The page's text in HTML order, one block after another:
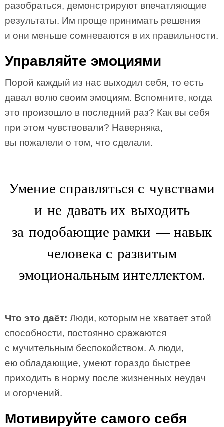
разобраться, демонстрируют впечатляющие
результаты. Им проще принимать решения
и они меньше сомневаются в их правильности.
Управляйте эмоциями
Порой каждый из нас выходил себя, то есть
давал волю своим эмоциям. Вспомните, когда
это произошло в последний раз? Как вы себя
при этом чувствовали? Наверняка,
вы пожалели о том, что сделали.
Умение справляться с чувствами
и не давать их выходить
за подобающие рамки — навык
человека с развитым
эмоциональным интеллектом.
Что это даёт: Люди, которым не хватает этой
способности, постоянно сражаются
с мучительным беспокойством. А люди,
ею обладающие, умеют гораздо быстрее
приходить в норму после жизненных неудач
и огорчений.
Мотивируйте самого себя